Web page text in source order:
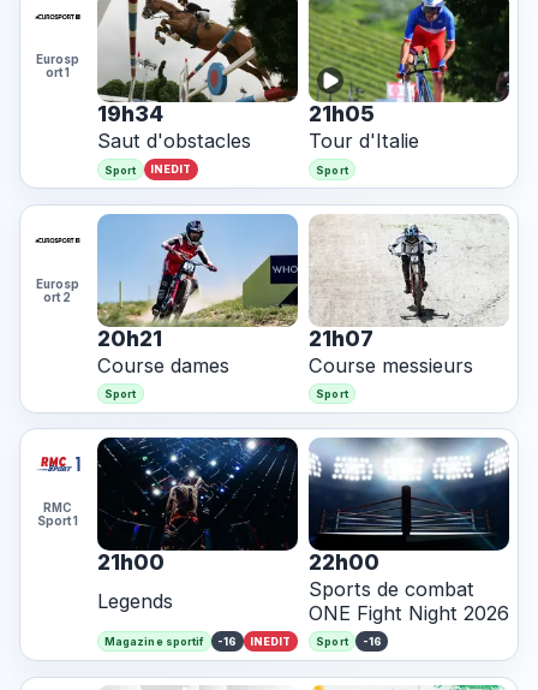
Eurosp
ort 1
19h34
Saut d'obstacles
Sport INEDIT
21h05
Tour d'Italie
Sport
Eurosp
ort 2
20h21
Course dames
Sport
21h07
Course messieurs
Sport
RMC
Sport 1
21h00
Legends
Magazine sportif -16 INEDIT
22h00
Sports de combat
ONE Fight Night 2026
Sport -16